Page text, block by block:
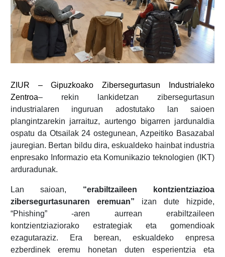
ZIUR – Gipuzkoako Zibersegurtasun Industrialeko
Zentroa– rekin lankidetzan zibersegurtasun
industrialaren inguruan adostutako lan saioen
plangintzarekin jarraituz, aurtengo bigarren jardunaldia
ospatu da Otsailak 24 ostegunean, Azpeitiko Basazabal
jauregian. Bertan bildu dira, eskualdeko hainbat industria
enpresako Informazio eta Komunikazio teknologien (IKT)
arduradunak.
Lan saioan, “erabiltzaileen kontzientziazioa
zibersegurtasunaren eremuan” izan dute hizpide,
“Phishing” -aren aurrean erabiltzaileen
kontzientziaziorako estrategiak eta gomendioak
ezagutaraziz. Era berean, eskualdeko enpresa
ezberdinek eremu honetan duten esperientzia eta